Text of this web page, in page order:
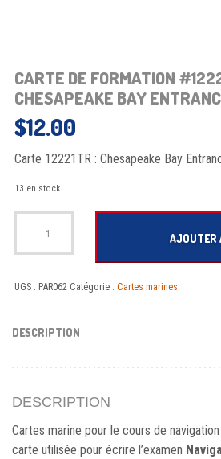
CARTE DE FORMATION
CHESAPEAKE BAY
$12.00
Carte 12221TR : Chesapeake Bay
13 en stock
quantité de Carte de formation
AJOUTER
UGS : PAR062 Catégorie : Cartes marines
DESCRIPTION
DESCRIPTION
Cartes marine pour le cours de
carte utilisée pour écrire l’examen